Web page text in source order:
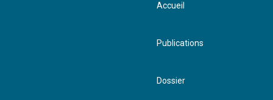
Accueil
Publications
Dossier